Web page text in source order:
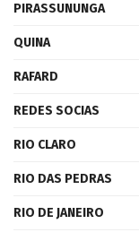
PIRASSUNUNGA
QUINA
RAFARD
REDES SOCIAS
RIO CLARO
RIO DAS PEDRAS
RIO DE JANEIRO